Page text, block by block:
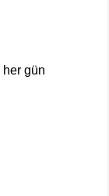
her gün